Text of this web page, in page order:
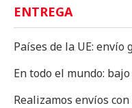
ENTREGA
Países de la UE: envío
En todo el mundo:
Realizamos envíos